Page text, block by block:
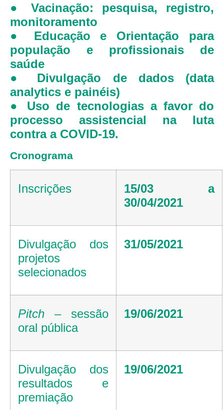
● Vacinação: pesquisa, registro,
monitoramento
● Educação e Orientação para
população e profissionais de
saúde
● Divulgação de dados (data
analytics e painéis)
● Uso de tecnologias a favor do
processo assistencial na luta
contra a COVID-19.
Cronograma
Inscrições
15/03 a
30/04/2021
Divulgação dos
projetos
selecionados
31/05/2021
Pitch – sessão
oral pública
19/06/2021
Divulgação dos
resultados e
premiação
19/06/2021